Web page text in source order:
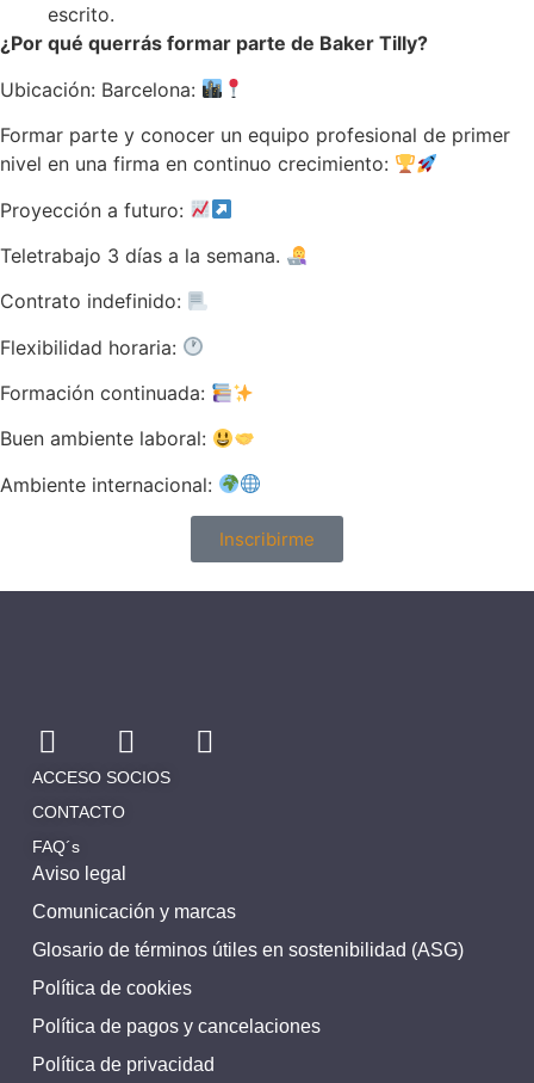
escrito.
¿Por qué querrás formar parte de Baker Tilly?
Ubicación: Barcelona:
Formar parte y conocer un equipo profesional de primer
nivel en una firma en continuo crecimiento:
Proyección a futuro:
Teletrabajo 3 días a la semana.
Contrato indefinido:
Flexibilidad horaria:
Formación continuada:
Buen ambiente laboral:
Ambiente internacional:
Inscribirme
Aviso legal
Comunicación y marcas
Glosario de términos útiles en sostenibilidad (ASG)
Política de cookies
Política de pagos y cancelaciones
Política de privacidad
ACCESO SOCIOS
CONTACTO
FAQ´s